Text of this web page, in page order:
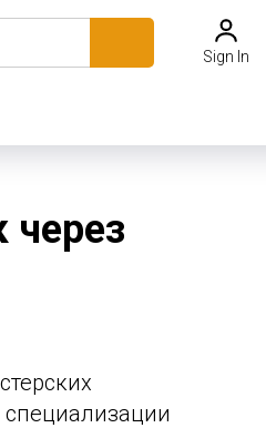
Sign In
через
специализации